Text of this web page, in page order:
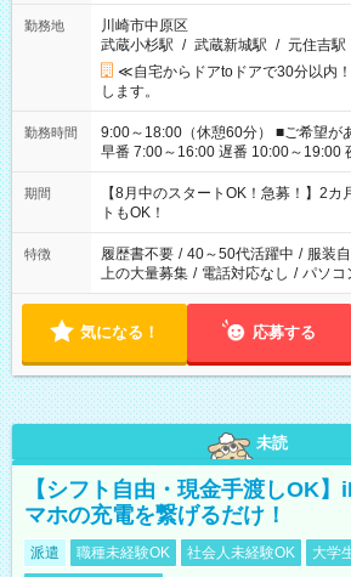
勤務地
川崎市中原区
武蔵小杉駅 / 武蔵新城駅 / 元住吉駅
≪自宅からドアtoドアで30分以内
します。
勤務時間
9:00～18:00（休憩60分） ■ご希望があれば下記シフトもOK！
早番 7:00～16:00 遅番 10:00～19:00 夜勤
と休みを合わせたい」 「余裕を持っ
「できれば残業はしたくない」 など
ね。 ※Wワーク希望の方へ 今ご覧のお仕事で希望する勤務時間
と、もう1つのお仕事の勤務時間。
合は応募できません。
期間
【8月中のスタートOK！急募！】2
トもOK！
特徴 履歴書不要 / 40～50代活躍中 / 服装
上の大量募集 / 電話対応なし / パソコ
気になる！ 応募する
未読
【シフト自由・現金手渡しOK
マホの充電を繋げるだけ！
派遣 職種未経験OK 社会人未経験OK 大学